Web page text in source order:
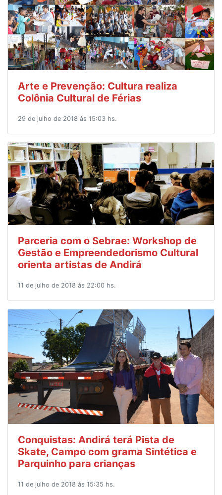
Arte e Prevenção: Cultura realiza
Colônia Cultural de Férias
29 de julho de 2018 às 15:03 hs.
Parceria com o Sebrae: Workshop de
Gestão e Empreendedorismo Cultural
orienta artistas de Andirá
11 de julho de 2018 às 22:00 hs.
Conquistas: Andirá terá Pista de
Skate, Campo com grama Sintética e
Parquinho para crianças
11 de julho de 2018 às 15:35 hs.